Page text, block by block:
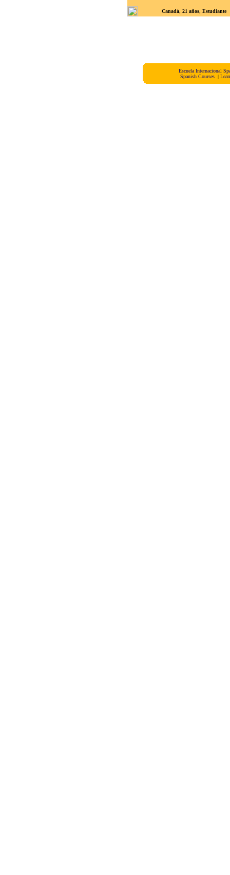
Canadá, 21 años, Estudiante
Escuela Internacional
Spanish Courses |